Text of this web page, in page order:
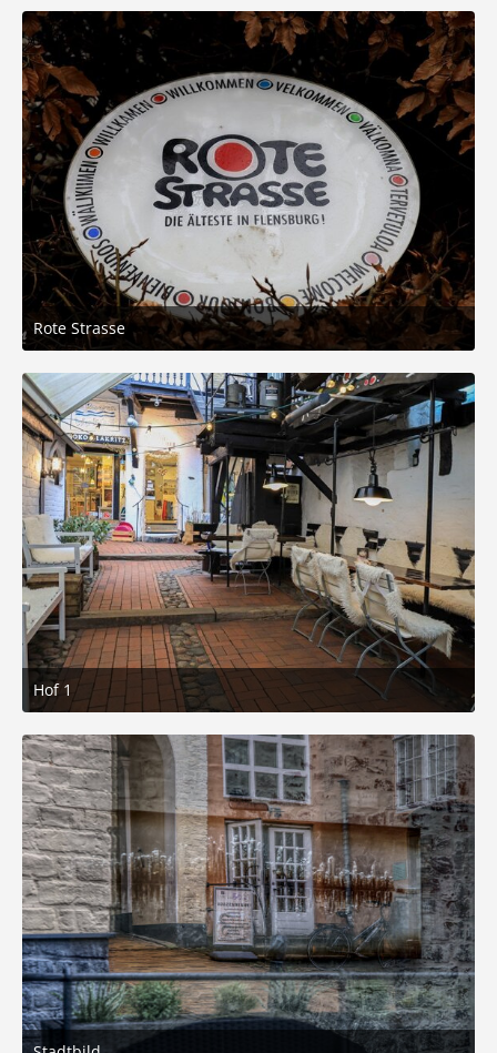
6
Rote Strasse
3. März 2026 um 05:21
8
Hof 1
3. März 2026 um 05:21
5